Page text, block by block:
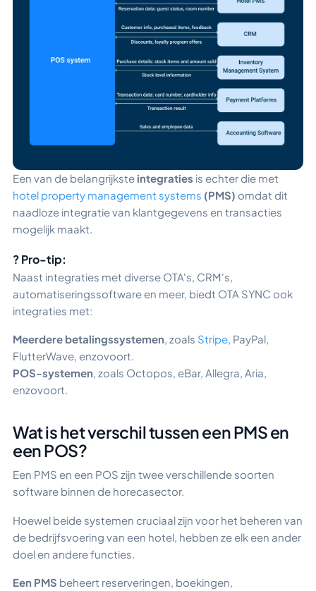
Een van de belangrijkste integraties is echter die met
hotel property management systems (PMS) omdat dit
naadloze integratie van klantgegevens en transacties
mogelijk maakt.
? Pro-tip:
Naast integraties met diverse OTA's, CRM's,
automatiseringssoftware en meer, biedt OTA SYNC ook
integraties met:
Meerdere betalingssystemen, zoals Stripe, PayPal,
FlutterWave, enzovoort.
POS-systemen, zoals Octopos, eBar, Allegra, Aria,
enzovoort.
Wat is het verschil tussen een PMS en
een POS?
Een PMS en een POS zijn twee verschillende soorten
software binnen de horecasector.
Hoewel beide systemen cruciaal zijn voor het beheren van
de bedrijfsvoering van een hotel, hebben ze elk een ander
doel en andere functies.
Een PMS beheert reserveringen, boekingen,